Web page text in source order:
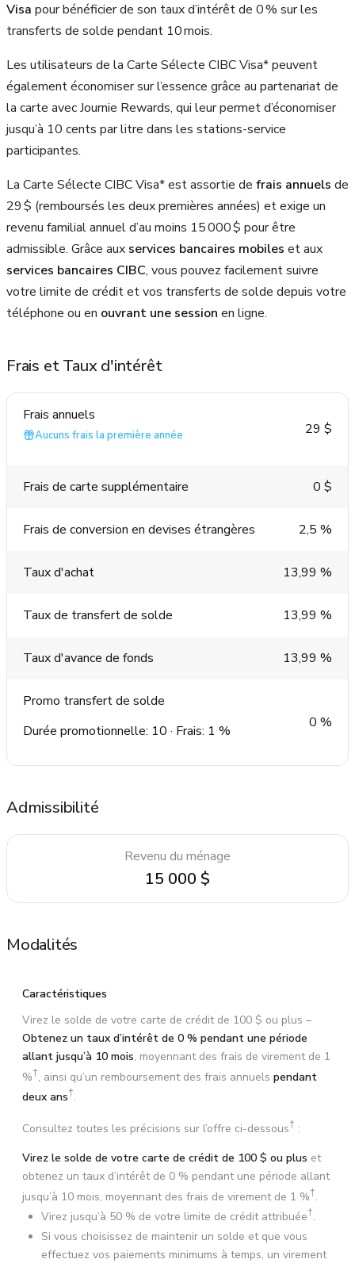
Visa pour bénéficier de son taux d’intérêt de 0 % sur les
transferts de solde pendant 10 mois.
Les utilisateurs de la Carte Sélecte CIBC Visa* peuvent
également économiser sur l’essence grâce au partenariat de
la carte avec Journie Rewards, qui leur permet d’économiser
jusqu’à 10 cents par litre dans les stations-service
participantes.
La Carte Sélecte CIBC Visa* est assortie de frais annuels de
29 $ (remboursés les deux premières années) et exige un
revenu familial annuel d’au moins 15 000 $ pour être
admissible. Grâce aux services bancaires mobiles et aux
services bancaires CIBC, vous pouvez facilement suivre
votre limite de crédit et vos transferts de solde depuis votre
téléphone ou en ouvrant une session en ligne.
Frais et Taux d'intérêt
Frais annuels
Aucuns frais la première année 29 $
Frais de carte supplémentaire 0 $
Frais de conversion en devises étrangères 2,5 %
Taux d'achat 13,99 %
Taux de transfert de solde 13,99 %
Taux d'avance de fonds 13,99 %
Promo transfert de solde
Durée promotionnelle: 10 · Frais: 1 %
0 %
Admissibilité
Revenu du ménage
15 000 $
Modalités
Caractéristiques
Virez le solde de votre carte de crédit de 100 $ ou plus –
Obtenez un taux d’intérêt de 0 % pendant une période
allant jusqu’à 10 mois, moyennant des frais de virement de 1
%†, ainsi qu’un remboursement des frais annuels pendant
deux ans†.
Consultez toutes les précisions sur l’offre ci-dessous† :
Virez le solde de votre carte de crédit de 100 $ ou plus et
obtenez un taux d’intérêt de 0 % pendant une période allant
jusqu’à 10 mois, moyennant des frais de virement de 1 %†.
Virez jusqu’à 50 % de votre limite de crédit attribuée†.
Si vous choisissez de maintenir un solde et que vous
effectuez vos paiements minimums à temps, un virement